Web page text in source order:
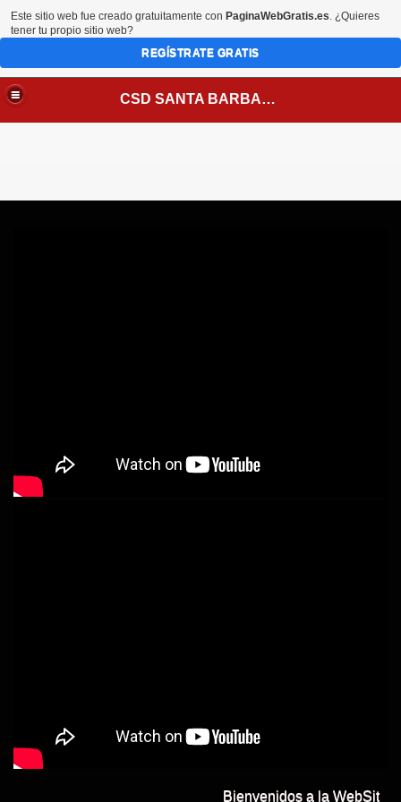
CSD SANTA BARBARA
Bienvenidos a la WebSite
Este sitio web fue creado gratuitamente con PaginaWebGratis.es. ¿Quieres
tener tu propio sitio web?
REGÍSTRATE GRATIS